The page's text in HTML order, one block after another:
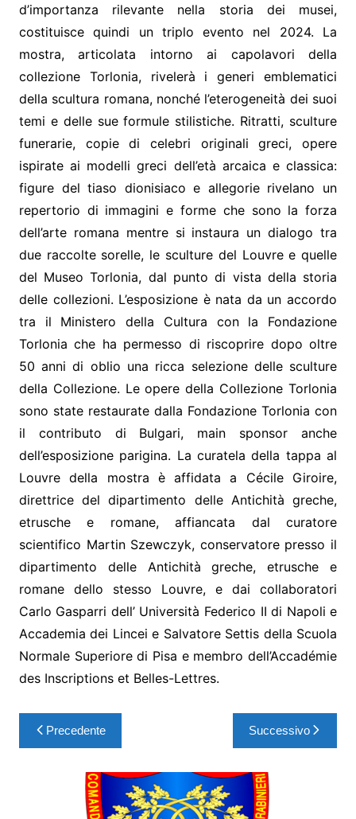
d’importanza rilevante nella storia dei musei,
costituisce quindi un triplo evento nel 2024. La
mostra, articolata intorno ai capolavori della
collezione Torlonia, rivelerà i generi emblematici
della scultura romana, nonché l’eterogeneità dei suoi
temi e delle sue formule stilistiche. Ritratti, sculture
funerarie, copie di celebri originali greci, opere
ispirate ai modelli greci dell’età arcaica e classica:
figure del tiaso dionisiaco e allegorie rivelano un
repertorio di immagini e forme che sono la forza
dell’arte romana mentre si instaura un dialogo tra
due raccolte sorelle, le sculture del Louvre e quelle
del Museo Torlonia, dal punto di vista della storia
delle collezioni. L’esposizione è nata da un accordo
tra il Ministero della Cultura con la Fondazione
Torlonia che ha permesso di riscoprire dopo oltre
50 anni di oblio una ricca selezione delle sculture
della Collezione. Le opere della Collezione Torlonia
sono state restaurate dalla Fondazione Torlonia con
il contributo di Bulgari, main sponsor anche
dell’esposizione parigina. La curatela della tappa al
Louvre della mostra è affidata a Cécile Giroire,
direttrice del dipartimento delle Antichità greche,
etrusche e romane, affiancata dal curatore
scientifico Martin Szewczyk, conservatore presso il
dipartimento delle Antichità greche, etrusche e
romane dello stesso Louvre, e dai collaboratori
Carlo Gasparri dell’ Università Federico II di Napoli e
Accademia dei Lincei e Salvatore Settis della Scuola
Normale Superiore di Pisa e membro dell’Accadémie
des Inscriptions et Belles-Lettres.
Precedente Successivo